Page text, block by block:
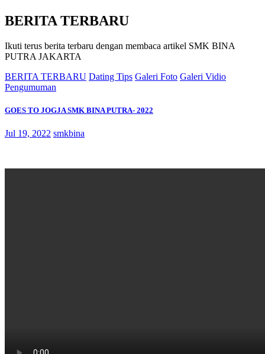
BERITA TERBARU
Ikuti terus berita terbaru dengan membaca artikel SMK BINA
PUTRA JAKARTA
BERITA TERBARU Dating Tips Galeri Foto Galeri Vidio
Pengumuman
GOES TO JOGJA SMK BINA PUTRA- 2022
Jul 19, 2022 smkbina